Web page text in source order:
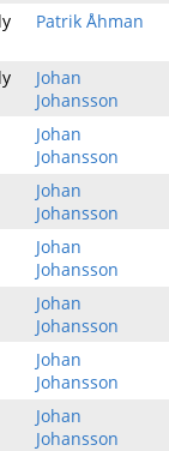
Patrik Åhman
Johan
Johansson
Johan
Johansson
Johan
Johansson
Johan
Johansson
Johan
Johansson
Johan
Johansson
Johan
Johansson